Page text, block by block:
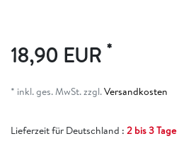
18,90 EUR *
* inkl. ges. MwSt. zzgl.Versandkosten
Lieferzeit für Deutschland : 2 bis 3 Tage